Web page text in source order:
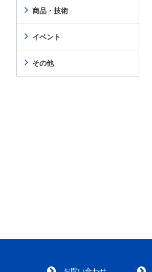
商品・技術
イベント
その他